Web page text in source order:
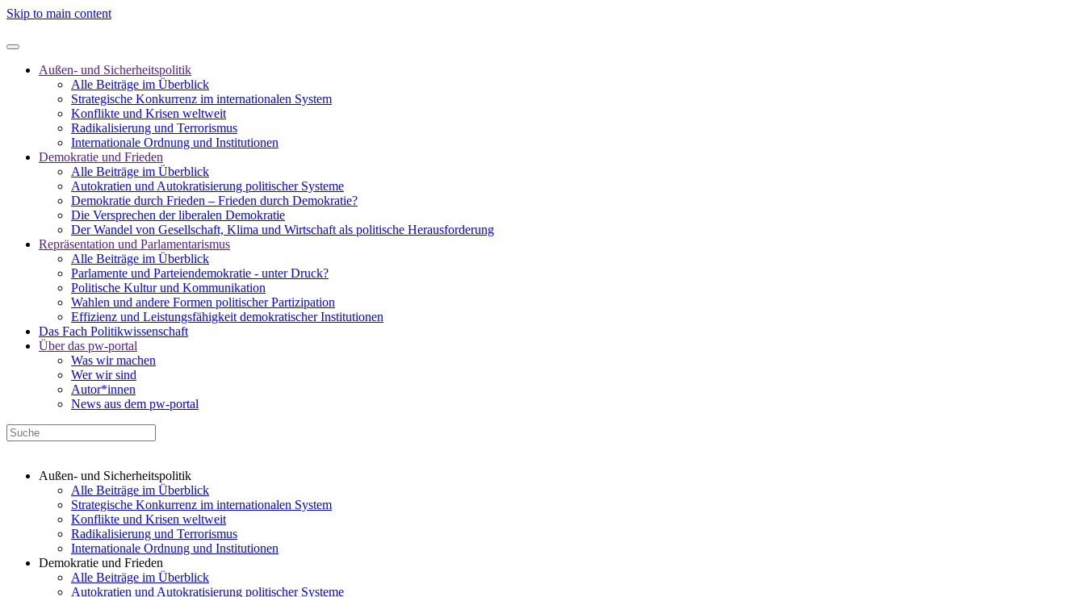
Skip to main content
Außen- und Sicherheitspolitik
Alle Beiträge im Überblick
Strategische Konkurrenz im internationalen System
Konflikte und Krisen weltweit
Radikalisierung und Terrorismus
Internationale Ordnung und Institutionen
Demokratie und Frieden
Alle Beiträge im Überblick
Autokratien und Autokratisierung politischer Systeme
Demokratie durch Frieden – Frieden durch Demokratie?
Die Versprechen der liberalen Demokratie
Der Wandel von Gesellschaft, Klima und Wirtschaft als politische Herausforderung
Repräsentation und Parlamentarismus
Alle Beiträge im Überblick
Parlamente und Parteiendemokratie - unter Druck?
Politische Kultur und Kommunikation
Wahlen und andere Formen politischer Partizipation
Effizienz und Leistungsfähigkeit demokratischer Institutionen
Das Fach Politikwissenschaft
Über das pw-portal
Was wir machen
Wer wir sind
Autor*innen
News aus dem pw-portal
Außen- und Sicherheitspolitik
Alle Beiträge im Überblick
Strategische Konkurrenz im internationalen System
Konflikte und Krisen weltweit
Radikalisierung und Terrorismus
Internationale Ordnung und Institutionen
Demokratie und Frieden
Alle Beiträge im Überblick
Autokratien und Autokratisierung politischer Systeme